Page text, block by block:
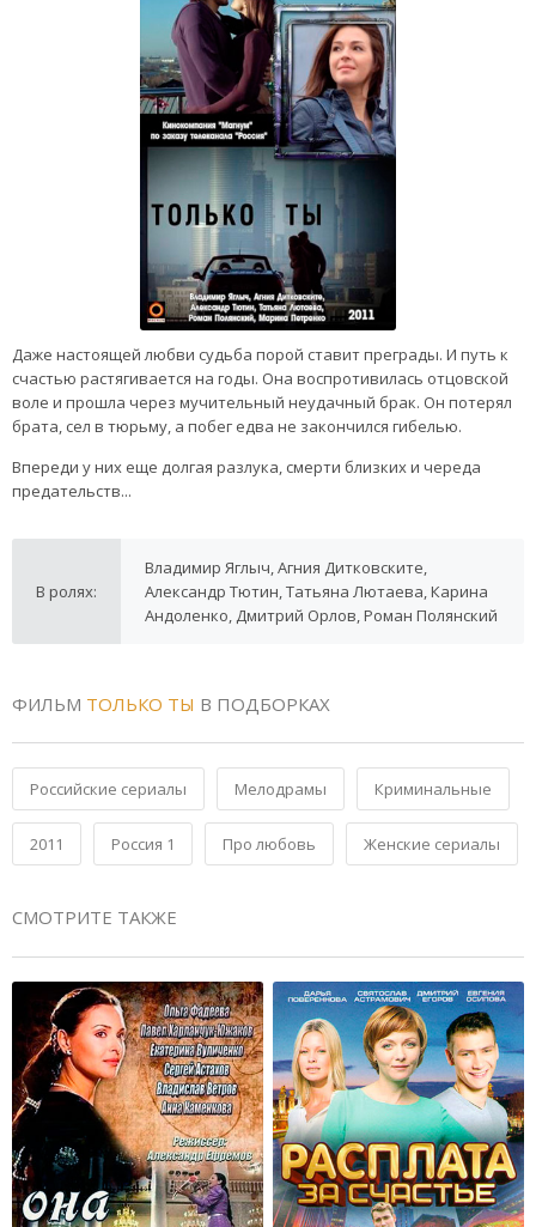
Даже настоящей любви судьба порой ставит преграды. И путь к
счастью растягивается на годы. Она воспротивилась отцовской
воле и прошла через мучительный неудачный брак. Он потерял
брата, сел в тюрьму, а побег едва не закончился гибелью.
Впереди у них еще долгая разлука, смерти близких и череда
предательств...
В ролях:
Владимир Яглыч, Агния Дитковските,
Александр Тютин, Татьяна Лютаева, Карина
Андоленко, Дмитрий Орлов, Роман Полянский
ФИЛЬМ ТОЛЬКО ТЫ В ПОДБОРКАХ
Российские сериалы Мелодрамы Криминальные
2011 Россия 1 Про любовь Женские сериалы
СМОТРИТЕ ТАКЖЕ